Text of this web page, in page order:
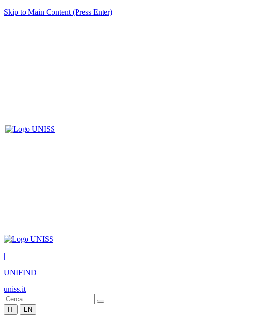
Skip to Main Content (Press Enter)
|
UNIFIND
uniss.it
IT EN